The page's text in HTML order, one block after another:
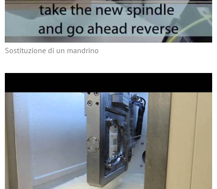
Sostituzione di un mandrino